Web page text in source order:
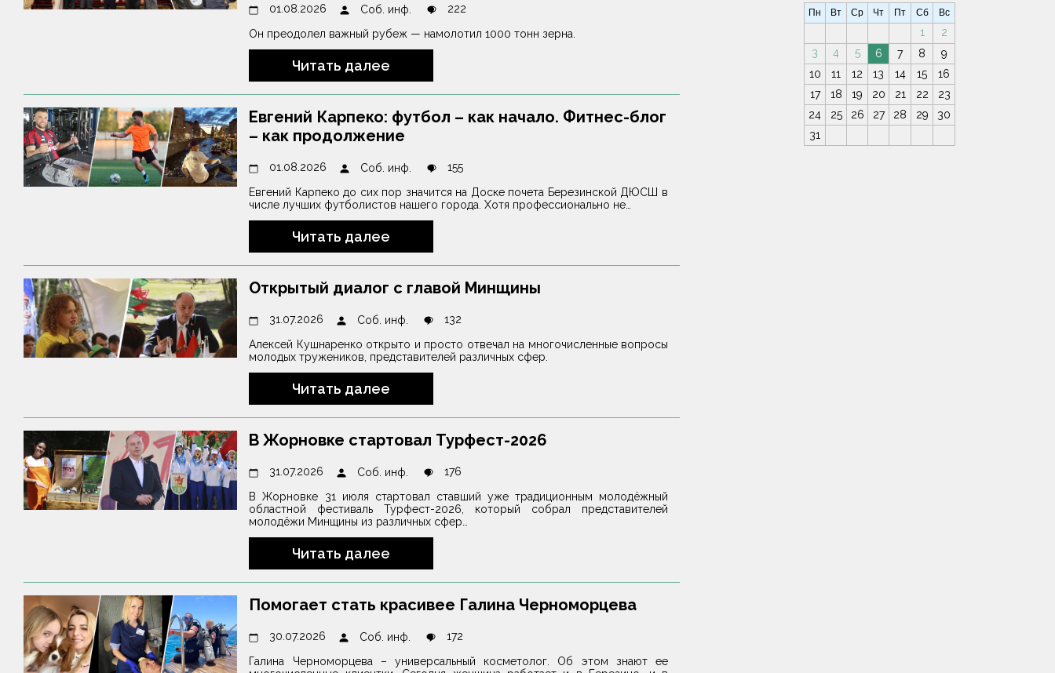
01.08.2026 Соб. инф.
222
Он преодолел важный рубеж — намолотил 1000 тонн зерна.
Читать далее
Евгений Карпеко: футбол – как начало. Фитнес-блог
– как продолжение
01.08.2026 Соб. инф.
155
Евгений Карпеко до сих пор значится на Доске почета Березинской ДЮСШ в
числе лучших футболистов нашего города. Хотя профессионально не…
Читать далее
Открытый диалог с главой Минщины
31.07.2026 Соб. инф.
132
Алексей Кушнаренко открыто и просто отвечал на многочисленные вопросы
молодых тружеников, представителей различных сфер.
Читать далее
В Жорновке стартовал Турфест-2026
31.07.2026 Соб. инф.
176
В Жорновке 31 июля стартовал ставший уже традиционным молодёжный
областной фестиваль Турфест-2026, который собрал представителей
молодёжи Минщины из различных сфер…
Читать далее
Помогает стать красивее Галина Черноморцева
30.07.2026 Соб. инф.
172
Галина Черноморцева – универсальный косметолог. Об этом знают ее
Пн Вт Ср Чт Пт Сб Вс
1
2
3
4 5 6 7 8
9
10
11 12 13 14 15
16
17
18 19 20 21 22
23
24
25 26 27 28 29
30
31